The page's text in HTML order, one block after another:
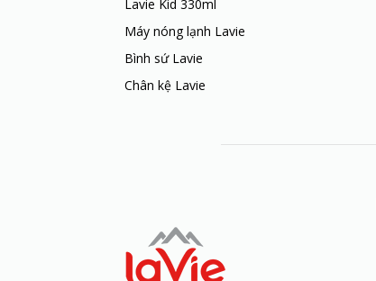
Lavie Kid 330ml
Máy nóng lạnh Lavie
Bình sứ Lavie
Chân kệ Lavie